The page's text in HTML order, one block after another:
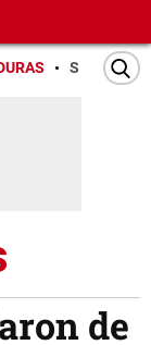
SAN PEDRO
de